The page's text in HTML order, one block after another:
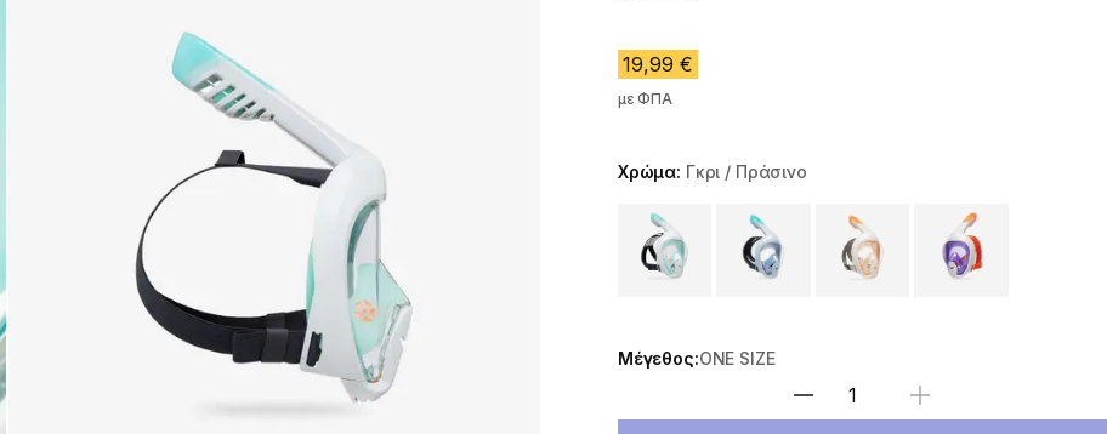
19,99 €
με ΦΠΑ
Χρώμα: Γκρι / Πράσινο
Choose a variant
Μέγεθος:ONE SIZE
Επιλέξτε ποσότητα